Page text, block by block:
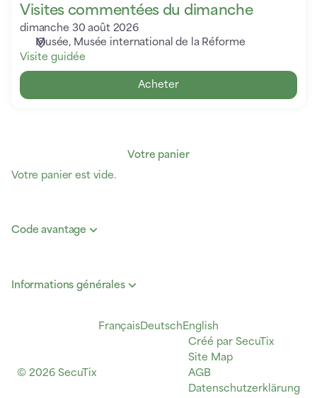
Visites commentées du dimanche
dimanche 30 août 2026
Musée
Musée international de la Réforme
Visite guidée
Acheter
Votre panier
Votre panier est vide.
Code avantage
Informations générales
Langue
FrançaisDeutsch English
© 2026 SecuTix
Créé par SecuTix
Site Map
AGB
Datenschutzerklärung